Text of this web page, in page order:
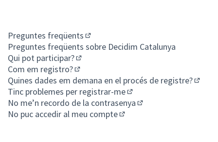
Preguntes freqüents
(Enllaç extern)
Preguntes freqüents sobre Decidim Catalunya
Qui pot participar?
(Enllaç extern)
Com em registro?
(Enllaç extern)
Quines dades em demana en el procés de registre?
Tinc problemes per registrar-me
(Enllaç extern)
No me’n recordo de la contrasenya
No puc accedir al meu compte